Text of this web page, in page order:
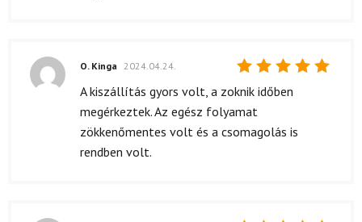
Értékelés:
/ 5
O. Kinga 2024.04.24.
A kiszállítás gyors volt, a zoknik időben
megérkeztek. Az egész folyamat
zökkenőmentes volt és a csomagolás is
rendben volt.